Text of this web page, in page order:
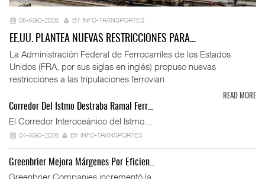
05-AGO-2026 BY INFO-TRANSPORTES
EE.UU. PLANTEA NUEVAS RESTRICCIONES PARA…
La Administración Federal de Ferrocarriles de los Estados
Unidos (FRA, por sus siglas en inglés) propuso nuevas
restricciones a las tripulaciones ferroviari
READ MORE
Corredor Del Istmo Destraba Ramal Ferr…
El Corredor Interoceánico del Istmo…
04-AGO-2026 BY INFO-TRANSPORTES
Greenbrier Mejora Márgenes Por Eficien…
Greenbrier Companies incrementó la …